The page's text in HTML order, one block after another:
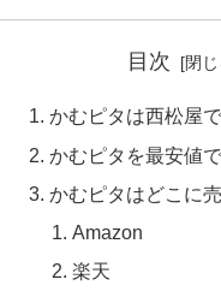
目次
かむピタは西松屋
かむピタを最安値
かむピタはどこに
Amazon
楽天